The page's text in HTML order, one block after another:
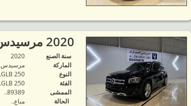
2020 مرسيدس بنز GLB 250..
سنة الصنع
2020
الماركة
مرسيدس
النوع
GLB 250..
الفئة
GLB 250..
الممشى
89389..
الحالة
مباع..